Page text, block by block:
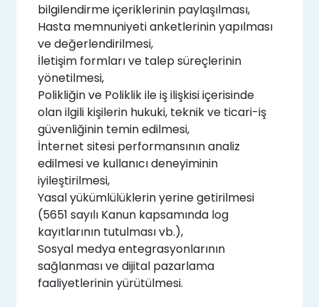
bilgilendirme içeriklerinin paylaşılması,
Hasta memnuniyeti anketlerinin yapılması
ve değerlendirilmesi,
İletişim formları ve talep süreçlerinin
yönetilmesi,
Polikliğin ve Poliklik ile iş ilişkisi içerisinde
olan ilgili kişilerin hukuki, teknik ve ticari-iş
güvenliğinin temin edilmesi,
İnternet sitesi performansının analiz
edilmesi ve kullanıcı deneyiminin
iyileştirilmesi,
Yasal yükümlülüklerin yerine getirilmesi
(5651 sayılı Kanun kapsamında log
kayıtlarının tutulması vb.),
Sosyal medya entegrasyonlarının
sağlanması ve dijital pazarlama
faaliyetlerinin yürütülmesi.